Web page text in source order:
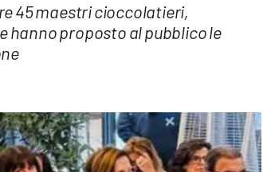
45 maestri cioccolatieri,
hanno proposto al pubblico le